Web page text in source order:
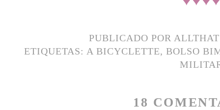
PUBLICADO POR
ETIQUETAS: A BICYCLETTE, BOLSO
18